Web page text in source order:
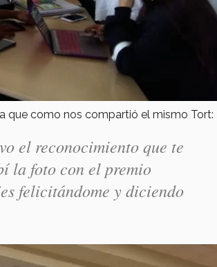
que como nos compartió el mismo Tort:
el reconocimiento que te
la foto con el premio
felicitándome y diciendo